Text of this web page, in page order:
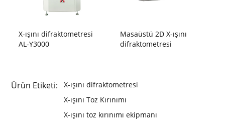
X-ışını difraktometresi
AL-Y3000
Masaüstü 2D X-ışını
difraktometresi
Ürün Etiketi:
X-ışını difraktometresi
X-ışını Toz Kırınımı
X-ışını toz kırınımı ekipmanı